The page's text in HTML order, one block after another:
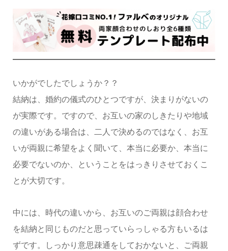
いかがでしたでしょうか？？
結納は、婚約の儀式のひとつですが、決まりがないの
が実際です。ですので、お互いの家のしきたりや地域
の違いがある場合は、二人で決めるのではなく、お互
いが両親に希望をよく聞いて、本当に必要か、本当に
必要でないのか、ということをはっきりさせておくこ
とが大切です。
中には、時代の違いから、お互いのご両親は顔合わせ
を結納と同じものだと思っていらっしゃる方もいるは
ずです。しっかり意思疎通をしておかないと、ご両親